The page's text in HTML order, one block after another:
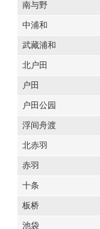
南与野
中浦和
武藏浦和
北户田
户田
户田公园
浮间舟渡
北赤羽
赤羽
十条
板桥
池袋